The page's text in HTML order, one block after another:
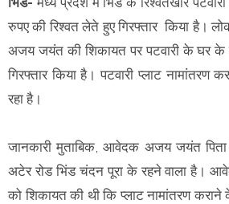
रुपए की रिश्वत लेते हुए गिरफ्तार किया है।
अजय जयंत की शिकायत पर पटवारी के घर के
गिरफ्तार किया है। पटवारी प्लाट नामांतरण
रहा है।
जानकारी मुताबिक, आवेदक अजय जयंत पिता
अटेर रोड भिंड चंदन पूरा के रहने वाला है।
को शिकायत की थी कि प्लाट नामांतरण